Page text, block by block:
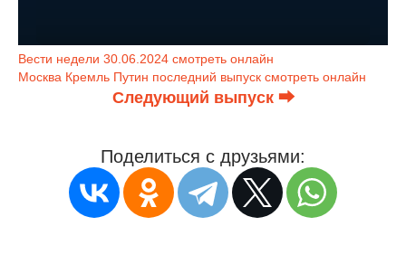
Вести недели 30.06.2024 смотреть онлайн
Москва Кремль Путин последний выпуск смотреть онлайн
Следующий выпуск ⮕
Поделиться с друзьями: